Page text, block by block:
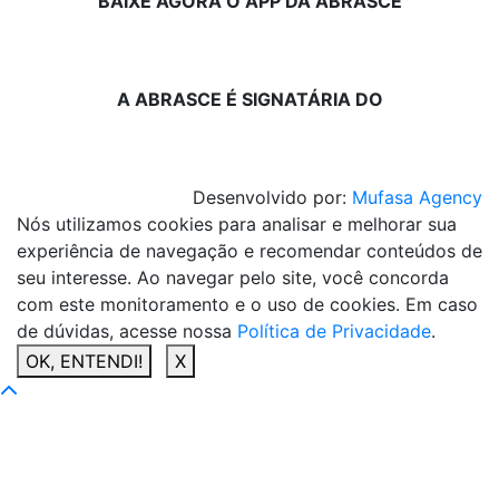
A ABRASCE É SIGNATÁRIA DO
Desenvolvido por: Mufasa Agency
Nós utilizamos cookies para analisar e melhorar sua
experiência de navegação e recomendar conteúdos de
seu interesse. Ao navegar pelo site, você concorda
com este monitoramento e o uso de cookies. Em caso
de dúvidas, acesse nossa Política de Privacidade.
OK, ENTENDI!
X